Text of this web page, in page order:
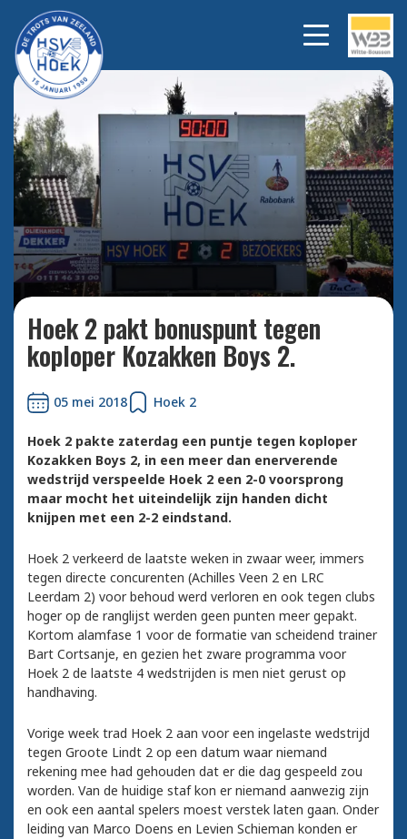
Hoek 2 pakt bonuspunt tegen
koploper Kozakken Boys 2.
Bekijk
alle
foto's
Hoek 2 pakt bonuspunt tegen
koploper Kozakken Boys 2.
05 mei 2018 Hoek 2
Hoek 2 pakte zaterdag een puntje tegen koploper
Kozakken Boys 2, in een meer dan enerverende
wedstrijd verspeelde Hoek 2 een 2-0 voorsprong
maar mocht het uiteindelijk zijn handen dicht
knijpen met een 2-2 eindstand.
Hoek 2 verkeerd de laatste weken in zwaar weer, immers
tegen directe concurenten (Achilles Veen 2 en LRC
Leerdam 2) voor behoud werd verloren en ook tegen clubs
hoger op de ranglijst werden geen punten meer gepakt.
Kortom alamfase 1 voor de formatie van scheidend trainer
Bart Cortsanje, en gezien het zware programma voor
Hoek 2 de laatste 4 wedstrijden is men niet gerust op
handhaving.
Vorige week trad Hoek 2 aan voor een ingelaste wedstrijd
tegen Groote Lindt 2 op een datum waar niemand
rekening mee had gehouden dat er die dag gespeeld zou
worden. Van de huidige staf kon er niemand aanwezig zijn
en ook een aantal spelers moest verstek laten gaan. Onder
leiding van Marco Doens en Levien Schieman konden er